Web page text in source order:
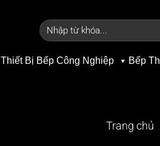
Tìm
kiếm:
Thiết Bị Bếp Công Nghiệp Bếp
Trang chủ